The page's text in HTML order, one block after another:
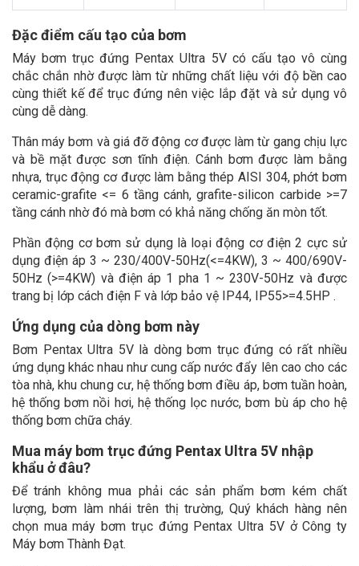
Đặc điểm cấu tạo của bơm
Máy bơm trục đứng Pentax Ultra 5V có cấu tạo vô cùng
chắc chắn nhờ được làm từ những chất liệu với độ bền cao
cùng thiết kế để trục đứng nên việc lắp đặt và sử dụng vô
cùng dễ dàng.
Thân máy bơm và giá đỡ động cơ được làm từ gang chịu lực
và bề mặt được sơn tĩnh điện. Cánh bơm được làm bằng
nhựa, trục động cơ được làm bằng thép AISI 304, phớt bơm
ceramic-grafite <= 6 tầng cánh, grafite-silicon carbide >=7
tầng cánh nhờ đó mà bơm có khả năng chống ăn mòn tốt.
Phần động cơ bơm sử dụng là loại động cơ điện 2 cực sử
dụng điện áp 3 ~ 230/400V-50Hz(<=4KW), 3 ~ 400/690V-
50Hz (>=4KW) và điện áp 1 pha 1 ~ 230V-50Hz và được
trang bị lớp cách điện F và lớp bảo vệ IP44, IP55>=4.5HP .
Ứng dụng của dòng bơm này
Bơm Pentax Ultra 5V là dòng bơm trục đứng có rất nhiều
ứng dụng khác nhau như cung cấp nước đẩy lên cao cho các
tòa nhà, khu chung cư, hệ thống bơm điều áp, bơm tuần hoàn,
hệ thống bơm nồi hơi, hệ thống lọc nước, bơm bù áp cho hệ
thống bơm chữa cháy.
Mua máy bơm trục đứng Pentax Ultra 5V nhập
khẩu ở đâu?
Để tránh không mua phải các sản phẩm bơm kém chất
lượng, bơm làm nhái trên thị trường, Quý khách hàng nên
chọn mua máy bơm trục đứng Pentax Ultra 5V ở Công ty
Máy bơm Thành Đạt.